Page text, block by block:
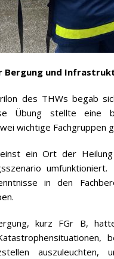
Bergung und
des THWs begab
Übung stellte
wichtige
einst ein Ort der
in den
kurz FGr B,